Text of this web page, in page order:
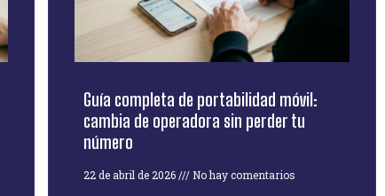
Guía completa de portabilidad móvil:
cambia de operadora sin perder tu
número
22 de abril de 2026 No hay comentarios